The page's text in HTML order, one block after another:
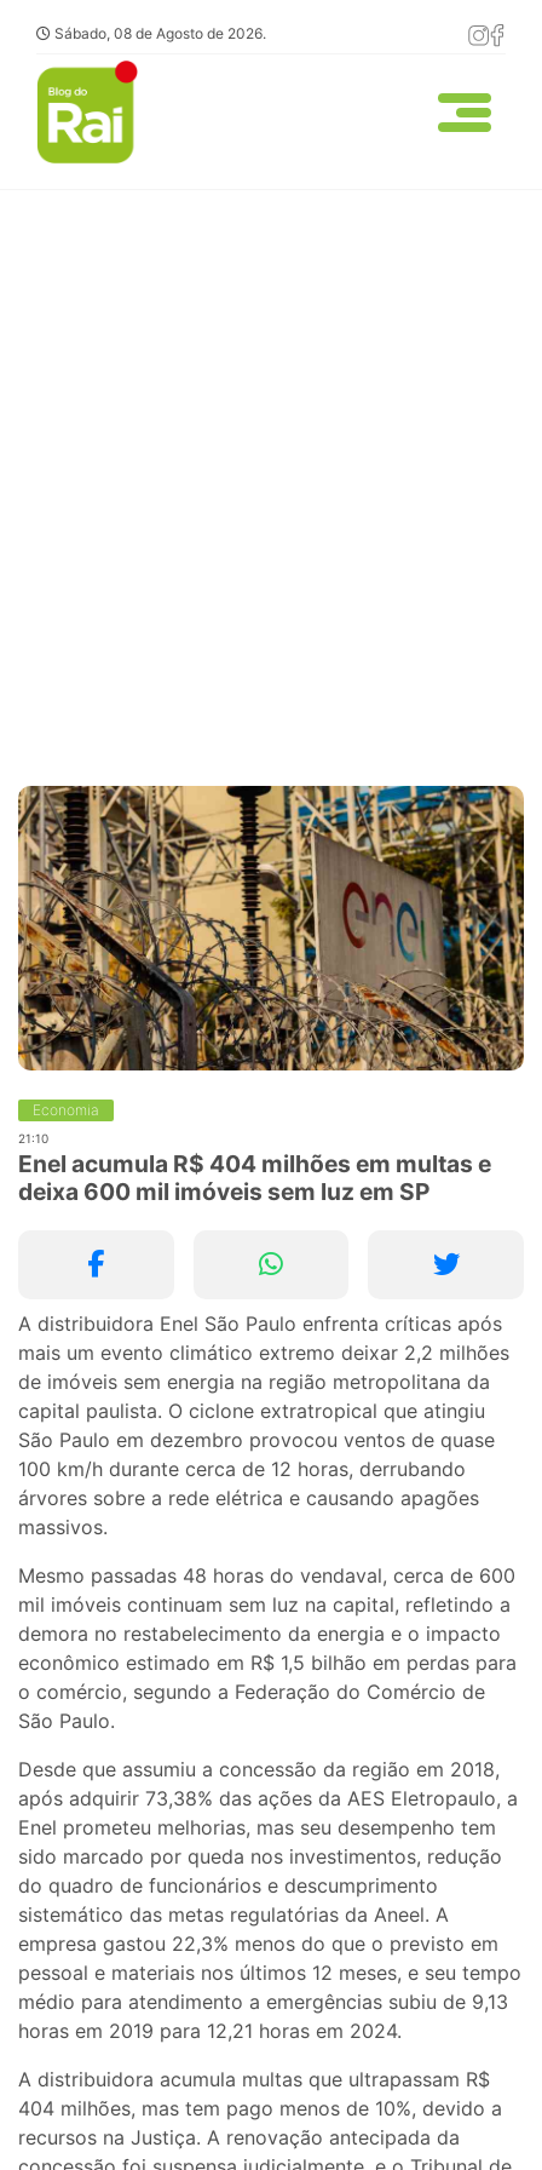
Sábado, 08 de Agosto de 2026.
Economia
21:10
Enel acumula R$ 404 milhões em multas e
deixa 600 mil imóveis sem luz em SP
A distribuidora Enel São Paulo enfrenta críticas após
mais um evento climático extremo deixar 2,2 milhões
de imóveis sem energia na região metropolitana da
capital paulista. O ciclone extratropical que atingiu
São Paulo em dezembro provocou ventos de quase
100 km/h durante cerca de 12 horas, derrubando
árvores sobre a rede elétrica e causando apagões
massivos.
Mesmo passadas 48 horas do vendaval, cerca de 600
mil imóveis continuam sem luz na capital, refletindo a
demora no restabelecimento da energia e o impacto
econômico estimado em R$ 1,5 bilhão em perdas para
o comércio, segundo a Federação do Comércio de
São Paulo.
Desde que assumiu a concessão da região em 2018,
após adquirir 73,38% das ações da AES Eletropaulo, a
Enel prometeu melhorias, mas seu desempenho tem
sido marcado por queda nos investimentos, redução
do quadro de funcionários e descumprimento
sistemático das metas regulatórias da Aneel. A
empresa gastou 22,3% menos do que o previsto em
pessoal e materiais nos últimos 12 meses, e seu tempo
médio para atendimento a emergências subiu de 9,13
horas em 2019 para 12,21 horas em 2024.
A distribuidora acumula multas que ultrapassam R$
404 milhões, mas tem pago menos de 10%, devido a
recursos na Justiça. A renovação antecipada da